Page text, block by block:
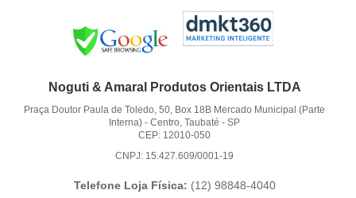
Noguti & Amaral Produtos Orientais LTDA
Praça Doutor Paula de Toledo, 50, Box 18B Mercado Municipal (Parte
Interna) -Centro, Taubaté -SP
CEP: 12010-050
CNPJ: 15.427.609/0001-19
Telefone Loja Física: (12) 98848-4040